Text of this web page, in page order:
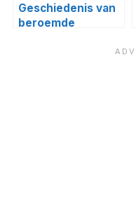
Geschiedenis van
beroemde